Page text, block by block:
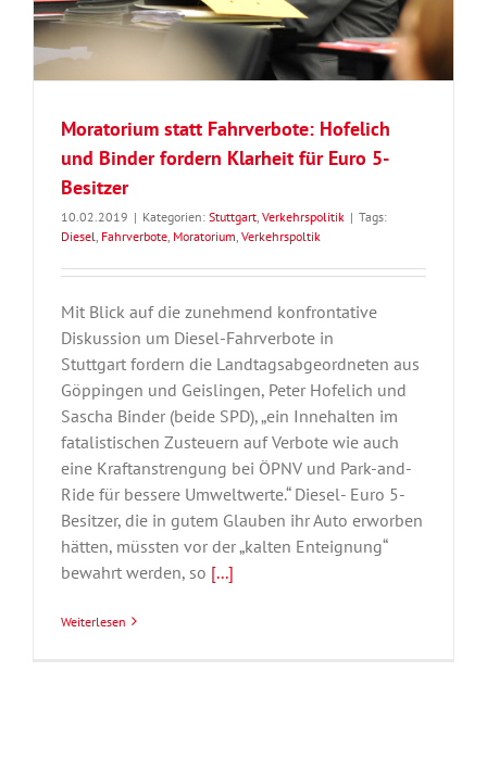
Moratorium statt Fahrverbote: Hofelich
und Binder fordern Klarheit für Euro 5-
Besitzer
10.02.2019 | Kategorien: Stuttgart Verkehrspolitik | Tags:
Diesel Fahrverbote Moratorium Verkehrspoltik
Mit Blick auf die zunehmend konfrontative
Diskussion um Diesel-Fahrverbote in
Stuttgart fordern die Landtagsabgeordneten aus
Göppingen und Geislingen, Peter Hofelich und
Sascha Binder (beide SPD), „ein Innehalten im
fatalistischen Zusteuern auf Verbote wie auch
eine Kraftanstrengung bei ÖPNV und Park-and-
Ride für bessere Umweltwerte.“ Diesel- Euro 5-
Besitzer, die in gutem Glauben ihr Auto erworben
hätten, müssten vor der „kalten Enteignung“
bewahrt werden, so [...]
Weiterlesen